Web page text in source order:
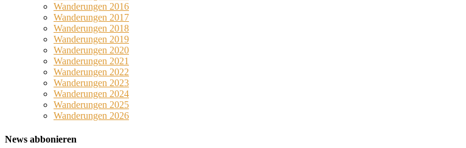
Wanderungen 2016
Wanderungen 2017
Wanderungen 2018
Wanderungen 2019
Wanderungen 2020
Wanderungen 2021
Wanderungen 2022
Wanderungen 2023
Wanderungen 2024
Wanderungen 2025
Wanderungen 2026
News abbonieren